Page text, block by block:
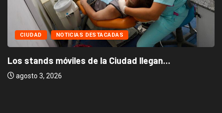
CIUDAD NOTICIAS DESTACADAS
Los stands móviles de la Ciudad llegan...
agosto 3, 2026